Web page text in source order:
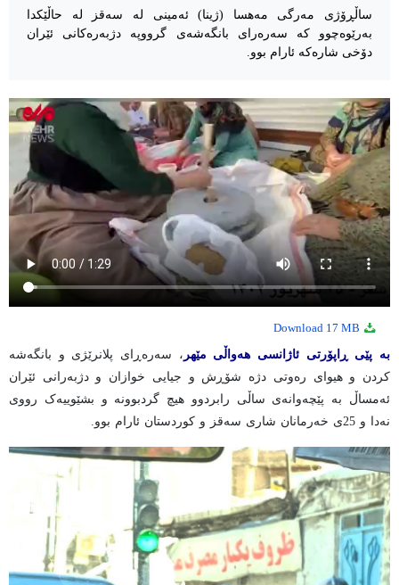
ساڵڕۆژی مەرگی مەهسا (ژینا) ئەمینی لە سەقز لە حاڵێکدا
بەرێوەچوو کە سەرەرای بانگەشەی گرووپە دژبەرەکانی ئێران
دۆخی شارەکە ئارام بوو.
17 MB
بە پێی ڕاپۆرتی ئاژانسی هەواڵی مێهر ، سەرەڕای پلانرێژی و بانگەشە
کردن و هیوای رەوتی دژە شۆڕش و جیایی خوازان و دژبەرانی ئێران
ئەمساڵ بە پێچەوانەی ساڵی رابردوو هیچ گردبوونە و بشێوییەک رووی
نەدا و 25ی خەرمانان شاری سەقز و کوردستان ئارام بوو.